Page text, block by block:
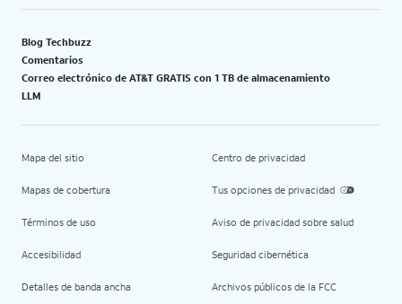
Blog Techbuzz
Comentarios
Correo electrónico de AT&T GRATIS con 1 TB de almacenamiento
LLM
Mapa del sitio
Mapas de cobertura
Términos de uso
Accesibilidad
Detalles de banda ancha
Centro de privacidad
Tus opciones de privacidad
Aviso de privacidad sobre salud
Seguridad cibernética
Archivos públicos de la FCC